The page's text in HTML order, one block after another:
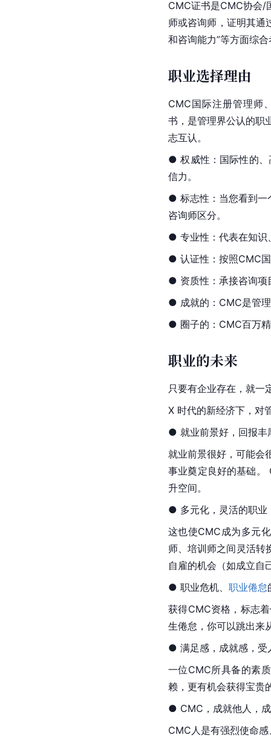
CMC证书是CMC协会/
师或咨询师，证明其通
和咨询能力”等方面综
职业选择理由
CMC国际注册管理师
书，是管理界公认的职
志互认。
● 权威性：国际性的、
信力。
● 标志性：当您看到一
咨询师区分。
● 专业性：代表在知识
● 认证性：按照CMC
● 资质性：承接咨询项
● 成就的：CMC是管
● 圈子的：CMC百万
职业的未来
只要有企业存在，就一
X 时代的新经济下，对
● 就业前景好，回报丰
就业前景很好，可能会
事业奠定良好的基础。
升空间。
● 多元化，灵活的职业
这也使CMC成为多元
师、培训师之间灵活转
自雇的机会（如成立自
● 职业危机、 职业倦怠
获得CMC资格，标志
生倦怠，你可以跳出来
● 满足感，成就感，受
一位CMC所具备的素
赖，更有机会获得宝贵
● CMC，成就他人，
CMC人是有强烈使命